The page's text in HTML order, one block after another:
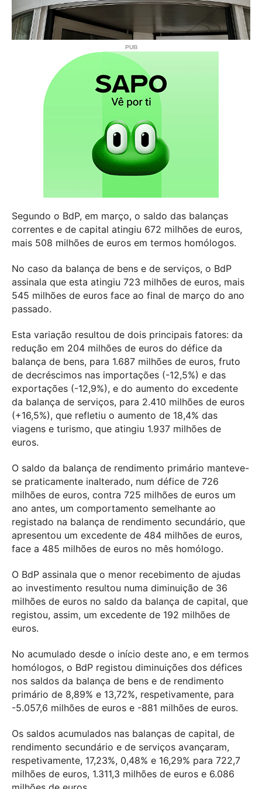
Segundo o BdP, em março, o saldo das balanças
correntes e de capital atingiu 672 milhões de euros,
mais 508 milhões de euros em termos homólogos.
No caso da balança de bens e de serviços, o BdP
assinala que esta atingiu 723 milhões de euros, mais
545 milhões de euros face ao final de março do ano
passado.
Esta variação resultou de dois principais fatores: da
redução em 204 milhões de euros do défice da
balança de bens, para 1.687 milhões de euros, fruto
de decréscimos nas importações (-12,5%) e das
exportações (-12,9%), e do aumento do excedente
da balança de serviços, para 2.410 milhões de euros
(+16,5%), que refletiu o aumento de 18,4% das
viagens e turismo, que atingiu 1.937 milhões de
euros.
O saldo da balança de rendimento primário manteve-
se praticamente inalterado, num défice de 726
milhões de euros, contra 725 milhões de euros um
ano antes, um comportamento semelhante ao
registado na balança de rendimento secundário, que
apresentou um excedente de 484 milhões de euros,
face a 485 milhões de euros no mês homólogo.
O BdP assinala que o menor recebimento de ajudas
ao investimento resultou numa diminuição de 36
milhões de euros no saldo da balança de capital, que
registou, assim, um excedente de 192 milhões de
euros.
No acumulado desde o início deste ano, e em termos
homólogos, o BdP registou diminuições dos défices
nos saldos da balança de bens e de rendimento
primário de 8,89% e 13,72%, respetivamente, para
-5.057,6 milhões de euros e -881 milhões de euros.
Os saldos acumulados nas balanças de capital, de
rendimento secundário e de serviços avançaram,
respetivamente, 17,23%, 0,48% e 16,29% para 722,7
milhões de euros, 1.311,3 milhões de euros e 6.086